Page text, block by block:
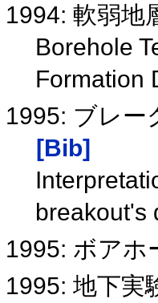
1994: 軟弱地
Borehole
Formation
1995: ブレー
[Bib]
breakout's
1995: ボア
1995: 地下実